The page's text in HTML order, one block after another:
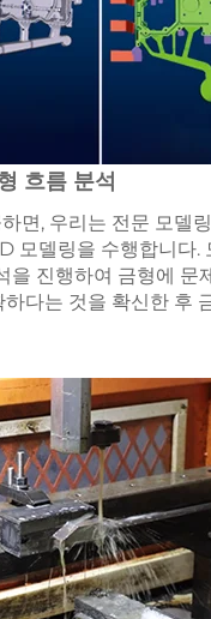
흐름 분석
면, 우리는 전문 모델
모델링을 수행합니다.
을 진행하여 금형에 문
다는 것을 확신한 후